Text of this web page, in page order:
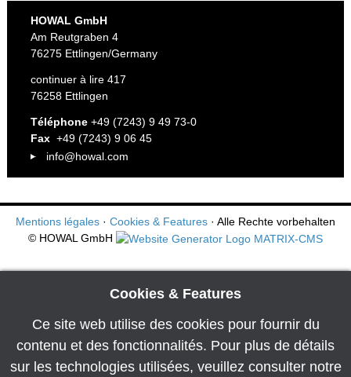
HOWAL GmbH
Am Reutgraben 4
76275 Ettlingen/Germany
continuer à lire 417
76258 Ettlingen
Téléphone+49 (7243) 9 49 73-0
Fax+49 (7243) 9 06 45
info@howal.com
Mentions légales · Cookies & Features · Alle Rechte vorbehalten
© HOWAL GmbH
Cookies & Features
Ce site web utilise des cookies pour fournir du
contenu et des fonctionnalités. Pour plus de détails
sur les technologies utilisées, veuillez consulter notre